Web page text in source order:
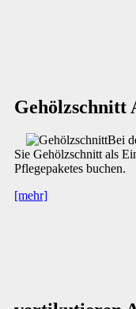
Gehölzschnitt
Bei
Sie Gehölzschnitt als
Pflegepaketes buchen.
[mehr]